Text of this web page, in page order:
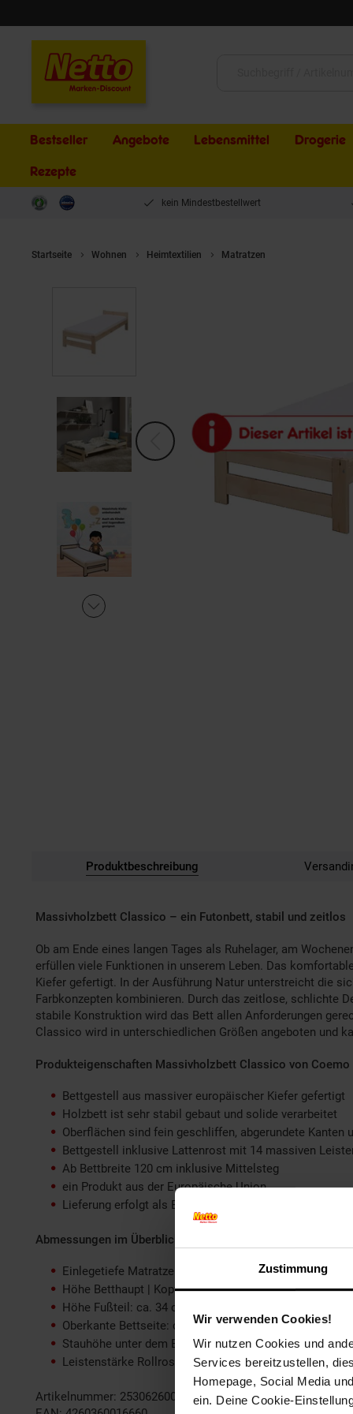
Zustimmung
Wir verwenden Cookies!
Wir nutzen Cookies und
Services bereitzustellen,
Homepage, Social Media
ein. Deine Cookie-
Bestseller Angebote Lebensmittel Drogerie
Rezepte
kein Mindestbestellwert
Startseite Wohnen Heimtextilien Matratzen
Produktbeschreibung
Massivholzbett Classico – ein Futonbett, stabil und zeitlos
Ob am Ende eines langen Tages als Ruhelager, am
erfüllen viele Funktionen in unserem Leben. Das
Kiefer gefertigt. In der Ausführung Natur unterstreicht die
Farbkonzepten kombinieren. Durch das zeitlose, schlichte
stabile Konstruktion wird das Bett allen Anforderungen
Classico wird in unterschiedlichen Größen angeboten und
Produkteigenschaften Massivholzbett Classico von Coemo
Bettgestell aus massiver europäischer Kiefer gefertigt
Holzbett ist sehr stabil gebaut und solide verarbeitet
Oberflächen sind fein geschliffen, abgerundete Kanten
Bettgestell inklusive Lattenrost mit 14 massiven
Ab Bettbreite 120 cm inklusive Mittelsteg
ein Produkt aus der Europäische Union
Lieferung erfolgt als Bausatz, mit bebilderter
Abmessungen im Überblick
Einlegetiefe Matratze: ca. 4 cm
Höhe Betthaupt | Kopfteil: ca. 50 cm
Höhe Fußteil: ca. 34 cm
Oberkante Bettseite: ca. 32 cm
Stauhöhe unter dem Bett: ca. 23 cm
Leistenstärke Rollrost: ca. 2 cm
Artikelnummer: 2530626000